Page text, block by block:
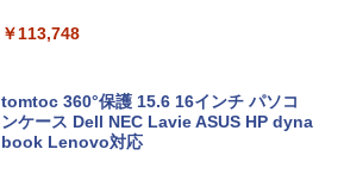
￥113,748
tomtoc 360°保護 15.6 16インチ パソコ
ンケース Dell NEC Lavie ASUS HP dyna
book Lenovo対応